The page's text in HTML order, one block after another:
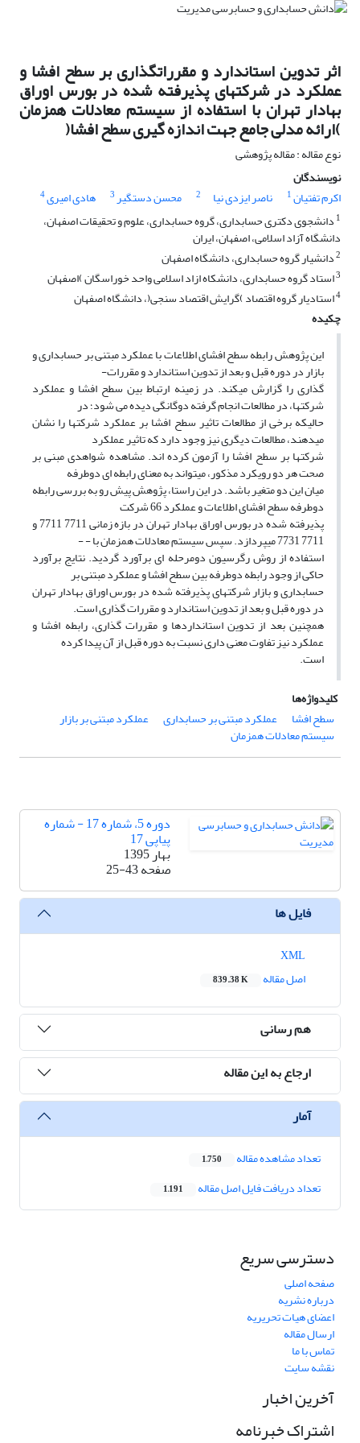
اثر تدوین استاندارد و مقرراتگذاری بر سطح افشا و
عملکرد در شرکتهای پذیرفته شده در بورس اوراق
بهادار تهران با استفاده از سیستم معادلات همزمان
)ارائه مدلی جامع جهت اندازه گیری سطح افشا(
نوع مقاله : مقاله پژوهشی
نویسندگان
اکرم تفتیان1 ناصر ایزدی نیا 2 محسن دستگیر3 هادی امیری4
1 دانشجوی دکتری حسابداری، گروه حسابداری، علوم و تحقیقات اصفهان،
دانشگاه آزاد اسلامی، اصفهان، ایران
2دانشیار گروه حسابداری، دانشگاه اصفهان
3استاد گروه حسابداری، دانشکاه ازاد اسلامی واحد خوراسگان )اصفهان
4استادیار گروه اقتصاد )گرایش اقتصاد سنجی(، دانشگاه اصفهان
چکیده
این پژوهش رابطه سطح افشای اطلاعات با عملکرد مبتنی بر حسابداری و
بازار در دوره قبل و بعد از تدوین استاندارد و مقررات-
گذاری را گزارش میکند. در زمینه ارتباط بین سطح افشا و عملکرد
شرکتها، در مطالعات انجام گرفته دوگانگی دیده می شود؛ در
حالیکه برخی از مطالعات تاثیر سطح افشا بر عملکرد شرکتها را نشان
میدهند، مطالعات دیگری نیز وجود دارد که تاثیر عملکرد
شرکتها بر سطح افشا را آزمون کرده اند. مشاهده شواهدی مبنی بر
صحت هر دو رویکرد مذکور، میتواند به معنای رابطه ای دوطرفه
میان این دو متغیر باشد. در این راستا، پژوهش پیش رو به بررسی رابطه
دوطرفه سطح افشای اطلاعات و عملکرد 66 شرکت
پذیرفته شده در بورس اوراق بهادار تهران در بازه زمانی 7711 7711 و
7711 7731 میپردازد. سپس سیستم معادلات همزمان با - -
استفاده از روش رگرسیون دومرحله ای برآورد گردید. نتایج برآورد
حاکی از وجود رابطه دوطرفه بین سطح افشا و عملکرد مبتنی بر
حسابداری و بازار شرکتهای پذیرفته شده در بورس اوراق بهادار تهران
در دوره قبل و بعد از تدوین استاندارد و مقررات گذاری است.
همچنین بعد از تدوین استانداردها و مقررات گذاری، رابطه افشا و
عملکرد نیز تفاوت معنی داری نسبت به دوره قبل از آن پیدا کرده
است.
کلیدواژه‌ها
سطح افشا
عملکرد مبتنی بر حسابداری عملکرد مبتنی بر بازار
سیستم معادلات همزمان
دوره 5، شماره 17 - شماره
پیاپی 17
بهار 1395
صفحه25-43
فایل ها
اصل مقاله
839.38 K
هم رسانی
ارجاع به این مقاله
آمار
تعداد مشاهده مقاله 1,750
تعداد دریافت فایل اصل مقاله 1,191
دسترسی سریع
صفحه اصلی
درباره نشریه
اعضای هیات تحریریه
ارسال مقاله
تماس با ما
نقشه سایت
آخرین اخبار
اشتراک خبرنامه